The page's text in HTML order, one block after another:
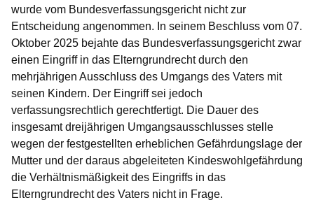
wurde vom Bundesverfassungsgericht nicht zur
Entscheidung angenommen. In seinem Beschluss vom 07.
Oktober 2025 bejahte das Bundesverfassungsgericht zwar
einen Eingriff in das Elterngrundrecht durch den
mehrjährigen Ausschluss des Umgangs des Vaters mit
seinen Kindern. Der Eingriff sei jedoch
verfassungsrechtlich gerechtfertigt. Die Dauer des
insgesamt dreijährigen Umgangsausschlusses stelle
wegen der festgestellten erheblichen Gefährdungslage der
Mutter und der daraus abgeleiteten Kindeswohlgefährdung
die Verhältnismäßigkeit des Eingriffs in das
Elterngrundrecht des Vaters nicht in Frage.